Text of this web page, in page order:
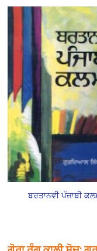
ਬਰਤਾਨਵੀ ਪੰਜਾਬੀ